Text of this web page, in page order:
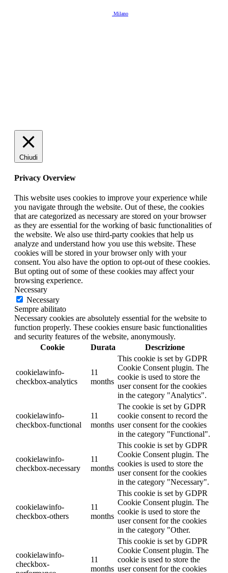
Milano
Chiudi
Privacy Overview
This website uses cookies to improve your experience while
you navigate through the website. Out of these, the cookies
that are categorized as necessary are stored on your browser
as they are essential for the working of basic functionalities of
the website. We also use third-party cookies that help us
analyze and understand how you use this website. These
cookies will be stored in your browser only with your
consent. You also have the option to opt-out of these cookies.
But opting out of some of these cookies may affect your
browsing experience.
Necessary
Necessary
Sempre abilitato
Necessary cookies are absolutely essential for the website to
function properly. These cookies ensure basic functionalities
and security features of the website, anonymously.
Cookie
Durata Descrizione
cookielawinfo-
checkbox-analytics
11
months
This cookie is set by GDPR
Cookie Consent plugin. The
cookie is used to store the
user consent for the cookies
in the category "Analytics".
cookielawinfo-
checkbox-functional
11
months
The cookie is set by GDPR
cookie consent to record the
user consent for the cookies
in the category "Functional".
cookielawinfo-
checkbox-necessary
11
months
This cookie is set by GDPR
Cookie Consent plugin. The
cookies is used to store the
user consent for the cookies
in the category "Necessary".
cookielawinfo-
checkbox-others
11
months
This cookie is set by GDPR
Cookie Consent plugin. The
cookie is used to store the
user consent for the cookies
in the category "Other.
cookielawinfo-
checkbox-
11
months
This cookie is set by GDPR
Cookie Consent plugin. The
cookie is used to store the
user consent for the cookies